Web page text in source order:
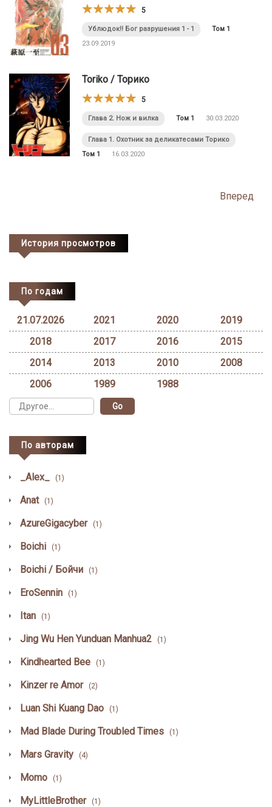
5
Ублюдок!! Бог разрушения 1 - 1
Том 1
23.09.2019
Toriko / Торико
5
Глава 2. Нож и вилка Том 1 30.03.2020
Глава 1. Охотник за деликатесами Торико
Том 1
16.03.2020
Вперед
История просмотров
По годам
21.07.2026 2021 2020
2019
2018
2017 2016
2015
2014
2013 2010
2008
2006
1989 1988
По авторам
_Alex_ (1)
Anat (1)
AzureGigacyber (1)
Boichi (1)
Boichi / Бойчи (1)
EroSennin (1)
Itan (1)
Jing Wu Hen Yunduan Manhua2 (1)
Kindhearted Bee (1)
Kinzer re Amor (2)
Luan Shi Kuang Dao (1)
Mad Blade During Troubled Times (1)
Mars Gravity (4)
Momo (1)
MyLittleBrother (1)